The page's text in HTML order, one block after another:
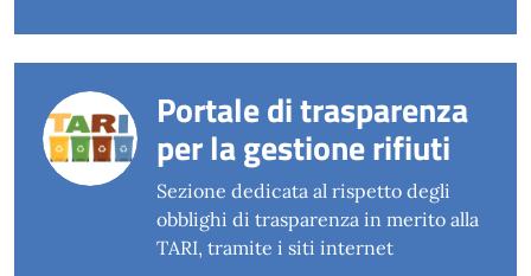
Portale di trasparenza
per la gestione rifiuti
Sezione dedicata al rispetto degli
obblighi di trasparenza in merito alla
TARI, tramite i siti internet